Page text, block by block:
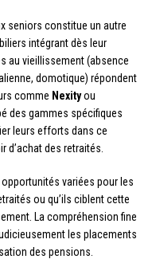
seniors constitue un autre
intégrant dès leur
au vieillissement (absence
domotique) répondent
comme Nexityou
des gammes spécifiques
leurs efforts dans ce
d’achat des retraités.
variées pour les
ou qu’ils ciblent cette
La compréhension fine
les placements
des pensions.